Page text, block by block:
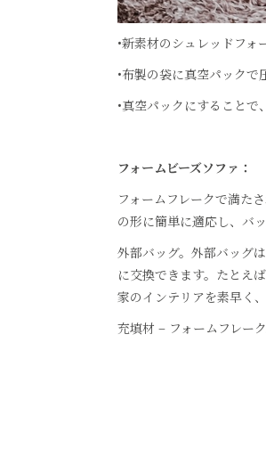
•新素材のシュレッドフォ
•布製の袋に真空パックで
•真空パックにすることで
フォームビーズソファ：
フォームフレークで満た
の形に簡単に適応し、バ
外部バッグ。外部バッグ
に交換できます。たとえ
家のインテリアを素早く
充填材 – フォームフレー